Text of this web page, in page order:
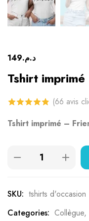
د.م.149
Tshirt
4.85 sur 5
(66 avis
Tshirt imprimé –
SKU: tshirts d'occasion
Categories: Collègue,